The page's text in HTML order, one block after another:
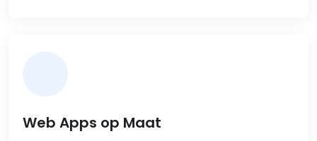
Web Apps op Maat